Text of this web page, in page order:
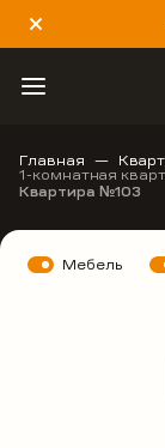
Главная
1-комнатная
Квартира №103
Мебель